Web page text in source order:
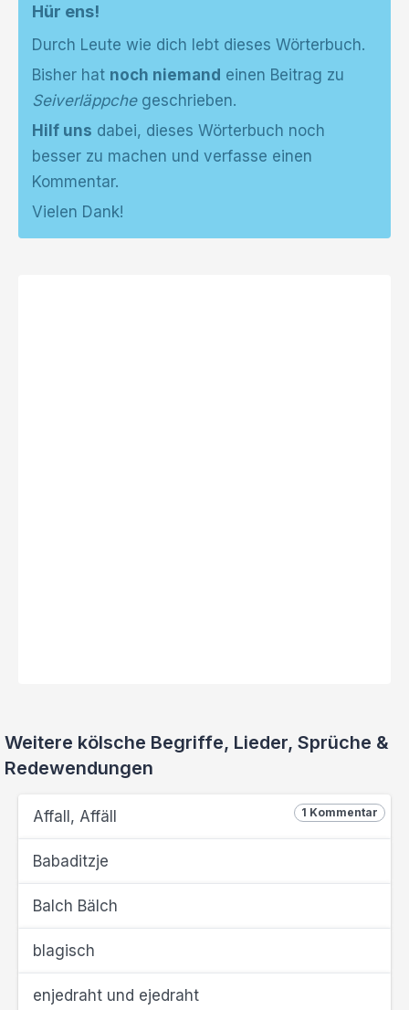
Hür ens!
Durch Leute wie dich lebt dieses Wörterbuch.
Bisher hat noch niemand einen Beitrag zu
Seiverläppchegeschrieben.
Hilf uns dabei, dieses Wörterbuch noch
besser zu machen und verfasse einen
Kommentar.
Vielen Dank!
Weitere kölsche Begriffe, Lieder, Sprüche &
Redewendungen
1 Kommentar
Affall, Affäll
Babaditzje
Balch Bälch
blagisch
enjedraht und ejedraht